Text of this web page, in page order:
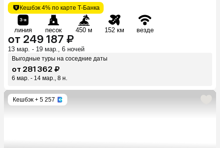
Кешбэк 4% по карте Т-Банка
линия песок 450 м 152 км везде
от 249 187 ₽
13 мар. - 19 мар., 6 ночей
Выгодные туры на соседние даты
от 281 362 ₽
6 мар. - 14 мар., 8 н.
Кешбэк + 5 257